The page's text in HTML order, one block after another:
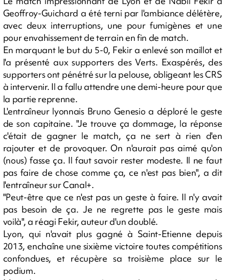
Geoffroy-Guichard a été terni par l'ambiance délétère,
avec deux interruptions, une pour fumigènes et une
pour envahissement de terrain en fin de match.
En marquant le but du 5-0, Fekir a enlevé son maillot et
l'a présenté aux supporters des Verts. Exaspérés, des
supporters ont pénétré sur la pelouse, obligeant les CRS
à intervenir. Il a fallu attendre une demi-heure pour que
la partie reprenne.
L'entraîneur lyonnais Bruno Genesio a déploré le geste
de son capitaine. "Je trouve ça dommage, la réponse
c'était de gagner le match, ça ne sert à rien d'en
rajouter et de provoquer. On n'aurait pas aimé qu'on
(nous) fasse ça. Il faut savoir rester modeste. Il ne faut
pas faire de chose comme ça, ce n'est pas bien", a dit
l'entraîneur sur Canal+.
"Peut-être que ce n'est pas un geste à faire. Il n'y avait
pas besoin de ça. Je ne regrette pas le geste mais
voilà", a réagi Fekir, auteur d'un doublé.
Lyon, qui n'avait plus gagné à Saint-Etienne depuis
2013, enchaîne une sixième victoire toutes compétitions
confondues, et récupère sa troisième place sur le
podium.